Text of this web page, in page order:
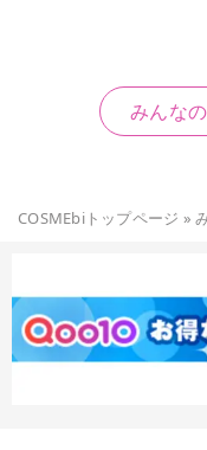
みんな
COSMEbiトップページ »